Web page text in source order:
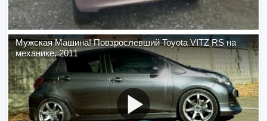
Мужская Машина! Повзрослевший Toyota VITZ RS на
механике, 2011